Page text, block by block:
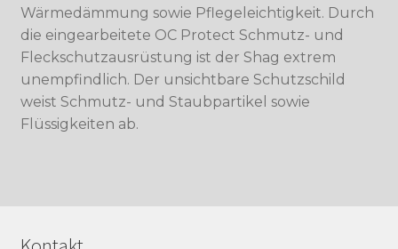
Wärmedämmung sowie Pflegeleichtigkeit. Durch
die eingearbeitete OC Protect Schmutz- und
Fleckschutzausrüstung ist der Shag extrem
unempfindlich. Der unsichtbare Schutzschild
weist Schmutz- und Staubpartikel sowie
Flüssigkeiten ab.